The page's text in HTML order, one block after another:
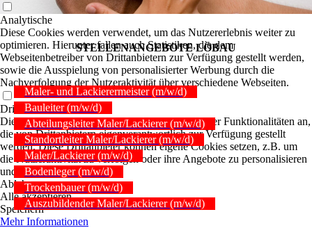
STELLEN­ANGEBOTE LÖBAU
Maler- und Lackierermeister (m/w/d)
Bauleiter (m/w/d)
Abteilungsleiter Maler/Lackierer (m/w/d)
Standortleiter Maler/Lackierer (m/w/d)
Maler/Lackierer (m/w/d)
Bodenleger (m/w/d)
Trockenbauer (m/w/d)
Auszubildender Maler/Lackierer (m/w/d)
Analytische
Diese Cookies werden verwendet, um das Nutzererlebnis weiter zu
optimieren. Hierunter fallen auch Statistiken, die dem
Webseitenbetreiber von Drittanbietern zur Verfügung gestellt werden,
sowie die Ausspielung von personalisierter Werbung durch die
Nachverfolgung der Nutzeraktivität über verschiedene Webseiten.
Drittanbieter-Inhalte
Diese Webseite bietet möglicherweise Inhalte oder Funktionalitäten an,
die von Drittanbietern eigenverantwortlich zur Verfügung gestellt
werden. Diese Drittanbieter können eigene Cookies setzen, z.B. um
die Nutzeraktivität zu verfolgen oder ihre Angebote zu personalisieren
und zu optimieren.
Ablehnen
Alle akzeptieren
Speichern
Mehr Informationen